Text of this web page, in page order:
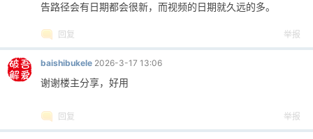
告路径会有日期都会很新，而视频的日期就久远的多。
回复 举报
baishibukele 2026-3-17 13:06
谢谢楼主分享，好用
回复 举报